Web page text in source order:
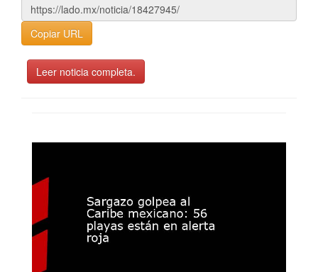
Copiar URL
Leer noticia completa.